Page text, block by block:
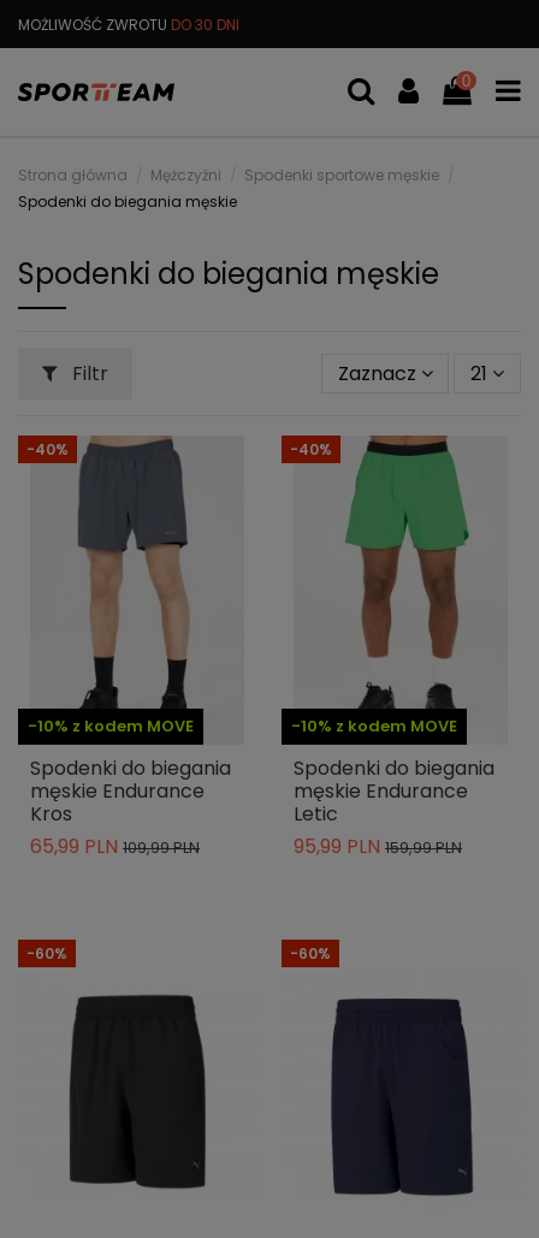
ZWROTUDO 30 DNI
0
Strona główna Mężczyźni
Spodenki sportowe męskie
Spodenki do biegania męskie
Spodenki do biegania męskie
Filtr Zaznacz 21
-10% z kodem MOVE
-40%
Spodenki do biegania
męskie Endurance
Kros
65,99 PLN 109,99 PLN
-10% z kodem MOVE
-40%
Spodenki do biegania
męskie Endurance
Letic
95,99 PLN 159,99 PLN
-60% -60%